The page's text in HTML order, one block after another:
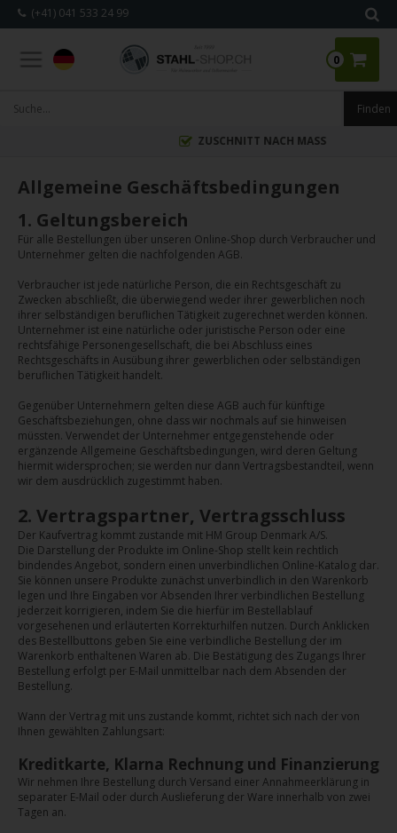
(+41) 041 533 24 99
0
ZUSCHNITT NACH MASS
Allgemeine Geschäftsbedingungen
1. Geltungsbereich
Für alle Bestellungen über unseren Online-Shop durch Verbraucher und
Unternehmer gelten die nachfolgenden AGB.
Verbraucher ist jede natürliche Person, die ein Rechtsgeschäft zu
Zwecken abschließt, die überwiegend weder ihrer gewerblichen noch
ihrer selbständigen beruflichen Tätigkeit zugerechnet werden können.
Unternehmer ist eine natürliche oder juristische Person oder eine
rechtsfähige Personengesellschaft, die bei Abschluss eines
Rechtsgeschäfts in Ausübung ihrer gewerblichen oder selbständigen
beruflichen Tätigkeit handelt.
Gegenüber Unternehmern gelten diese AGB auch für künftige
Geschäftsbeziehungen, ohne dass wir nochmals auf sie hinweisen
müssten. Verwendet der Unternehmer entgegenstehende oder
ergänzende Allgemeine Geschäftsbedingungen, wird deren Geltung
hiermit widersprochen; sie werden nur dann Vertragsbestandteil, wenn
wir dem ausdrücklich zugestimmt haben.
2. Vertragspartner, Vertragsschluss
Der Kaufvertrag kommt zustande mit HM Group Denmark A/S.
Die Darstellung der Produkte im Online-Shop stellt kein rechtlich
bindendes Angebot, sondern einen unverbindlichen Online-Katalog dar.
Sie können unsere Produkte zunächst unverbindlich in den Warenkorb
legen und Ihre Eingaben vor Absenden Ihrer verbindlichen Bestellung
jederzeit korrigieren, indem Sie die hierfür im Bestellablauf
vorgesehenen und erläuterten Korrekturhilfen nutzen. Durch Anklicken
des Bestellbuttons geben Sie eine verbindliche Bestellung der im
Warenkorb enthaltenen Waren ab. Die Bestätigung des Zugangs Ihrer
Bestellung erfolgt per E-Mail unmittelbar nach dem Absenden der
Bestellung.
Wann der Vertrag mit uns zustande kommt, richtet sich nach der von
Ihnen gewählten Zahlungsart:
Kreditkarte, Klarna Rechnung und Finanzierung
Wir nehmen Ihre Bestellung durch Versand einer Annahmeerklärung in
separater E-Mail oder durch Auslieferung der Ware innerhalb von zwei
Tagen an.